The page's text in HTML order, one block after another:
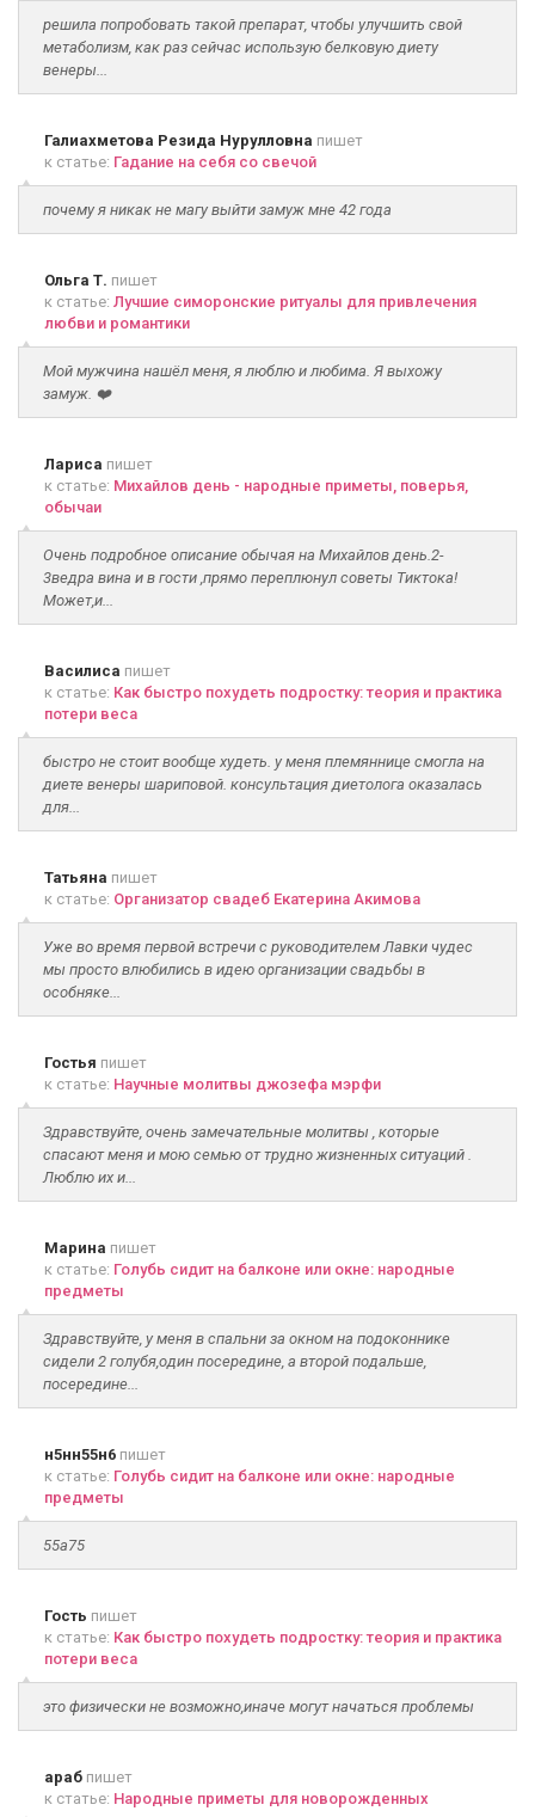
решила попробовать такой препарат, чтобы улучшить свой
метаболизм, как раз сейчас использую белковую диету
венеры...
Галиахметова Резида Нурулловна пишет
к статье: Гадание на себя со свечой
почему я никак не магу выйти замуж мне 42 года
Ольга Т. пишет
к статье: Лучшие симоронские ритуалы для привлечения
любви и романтики
Мой мужчина нашёл меня, я люблю и любима. Я выхожу
замуж. ❤️
Лариса пишет
к статье: Михайлов день - народные приметы, поверья,
обычаи
Очень подробное описание обычая на Михайлов день.2-
3ведра вина и в гости ,прямо переплюнул советы Тиктока!
Может,и...
Василиса пишет
к статье: Как быстро похудеть подростку: теория и практика
потери веса
быстро не стоит вообще худеть. у меня племяннице смогла на
диете венеры шариповой. консультация диетолога оказалась
для...
Татьяна пишет
к статье: Организатор свадеб Екатерина Акимова
Уже во время первой встречи с руководителем Лавки чудес
мы просто влюбились в идею организации свадьбы в
особняке...
Гостья пишет
к статье: Научные молитвы джозефа мэрфи
Здравствуйте, очень замечательные молитвы , которые
спасают меня и мою семью от трудно жизненных ситуаций .
Люблю их и...
Марина пишет
к статье: Голубь сидит на балконе или окне: народные
предметы
Здравствуйте, у меня в спальни за окном на подоконнике
сидели 2 голубя,один посередине, а второй подальше,
посередине...
н5нн55н6 пишет
к статье: Голубь сидит на балконе или окне: народные
предметы
55а75
Гость пишет
к статье: Как быстро похудеть подростку: теория и практика
потери веса
это физически не возможно,иначе могут начаться проблемы
араб пишет
к статье: Народные приметы для новорожденных